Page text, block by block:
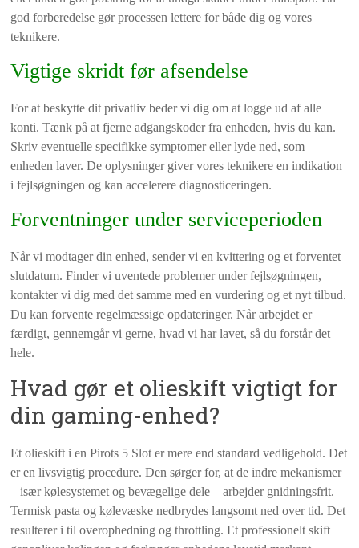
god forberedelse gør processen lettere for både dig og vores
teknikere.
Vigtige skridt før afsendelse
For at beskytte dit privatliv beder vi dig om at logge ud af alle
konti. Tænk på at fjerne adgangskoder fra enheden, hvis du kan.
Skriv eventuelle specifikke symptomer eller lyde ned, som
enheden laver. De oplysninger giver vores teknikere en indikation
i fejlsøgningen og kan accelerere diagnosticeringen.
Forventninger under serviceperioden
Når vi modtager din enhed, sender vi en kvittering og et forventet
slutdatum. Finder vi uventede problemer under fejlsøgningen,
kontakter vi dig med det samme med en vurdering og et nyt tilbud.
Du kan forvente regelmæssige opdateringer. Når arbejdet er
færdigt, gennemgår vi gerne, hvad vi har lavet, så du forstår det
hele.
Hvad gør et olieskift vigtigt for
din gaming-enhed?
Et olieskift i en Pirots 5 Slot er mere end standard vedligehold. Det
er en livsvigtig procedure. Den sørger for, at de indre mekanismer
– især kølesystemet og bevægelige dele – arbejder gnidningsfrit.
Termisk pasta og kølevæske nedbrydes langsomt ned over tid. Det
resulterer i til overophedning og throttling. Et professionelt skift